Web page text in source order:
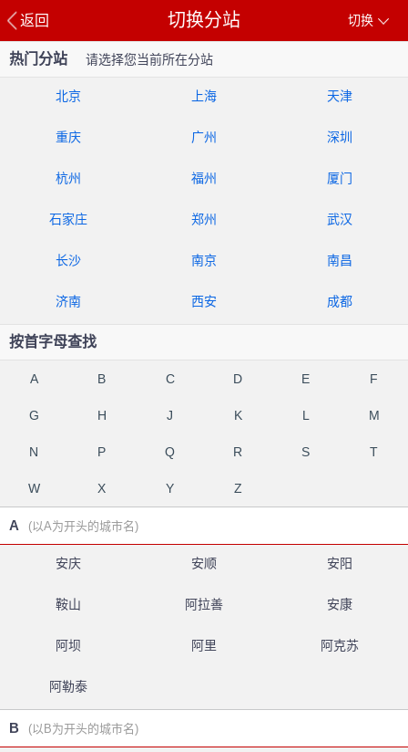
返回 切换
切换分站
热门分站 请选择您当前所在分站
北京 上海 天津
重庆 广州 深圳
杭州 福州 厦门
石家庄 郑州 武汉
长沙 南京 南昌
济南 西安 成都
按首字母查找
A B C D E F
G H J K L M
N P Q R S T
W X Y Z
A (以A为开头的城市名)
安庆 安顺 安阳
鞍山 阿拉善 安康
阿坝 阿里 阿克苏
阿勒泰
B (以B为开头的城市名)